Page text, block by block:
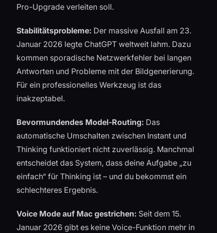
Pro-Upgrade verleiten soll.
Stabilitätsprobleme: Der massive Ausfall am 23.
Januar 2026 legte ChatGPT weltweit lahm. Dazu
kommen sporadische Netzwerkfehler bei langen
Antworten und Probleme mit der Bildgenerierung.
Für ein professionelles Werkzeug ist das
inakzeptabel.
Bevormundendes Model-Routing: Das
automatische Umschalten zwischen Instant und
Thinking funktioniert nicht zuverlässig. Manchmal
entscheidet das System, dass deine Aufgabe „zu
einfach“ für Thinking ist – und du bekommst ein
schlechteres Ergebnis.
Voice Mode auf Mac gestrichen: Seit dem 15.
Januar 2026 gibt es keine Voice-Funktion mehr in